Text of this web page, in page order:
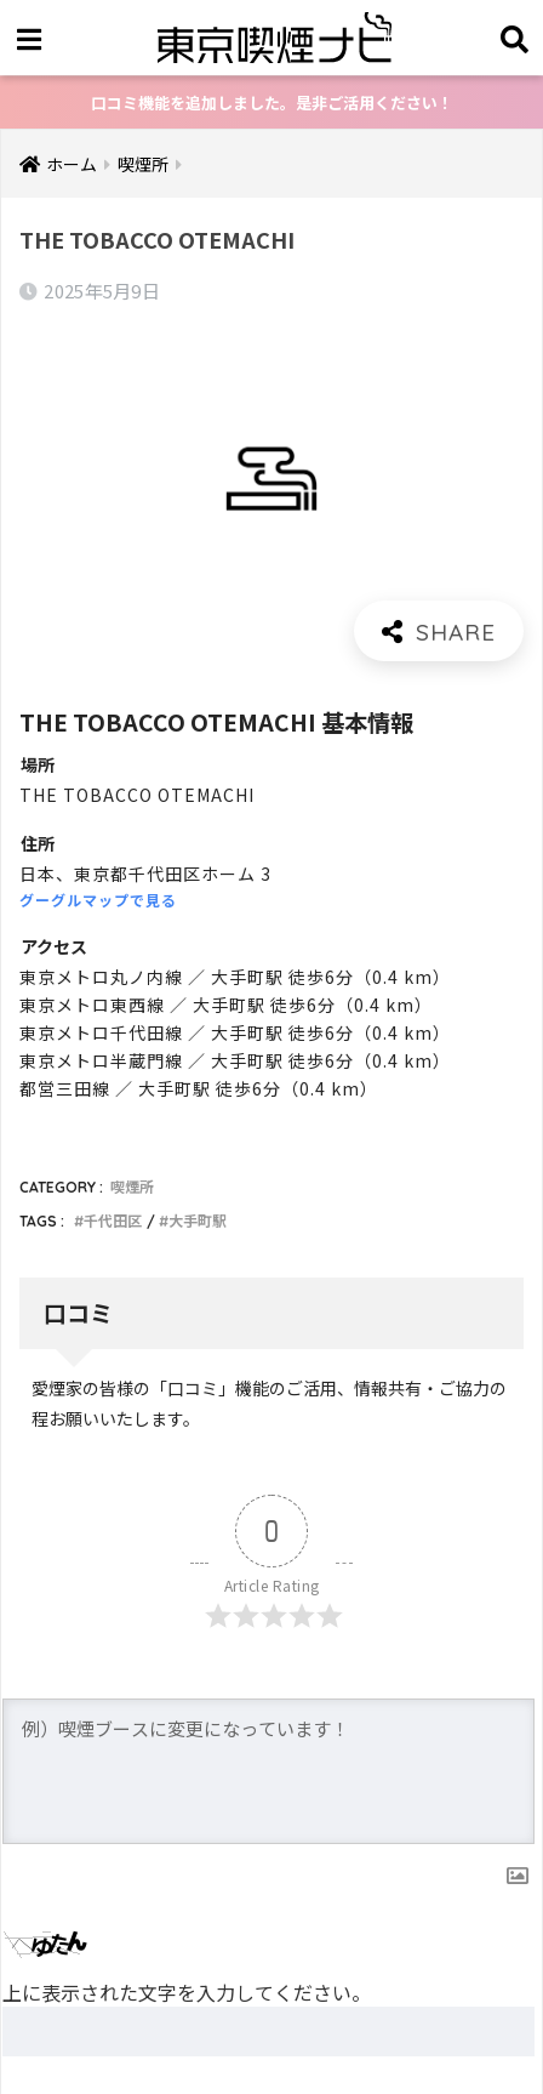
口コミ機能を追加しました。是非ご活用ください！
ホーム 喫煙所
THE TOBACCO OTEMACHI
2025年5月9日
THE TOBACCO OTEMACHI 基本情報
場所
THE TOBACCO OTEMACHI
住所
日本、東京都千代田区ホーム 3
グーグルマップで見る
アクセス
東京メトロ丸ノ内線 ／ 大手町駅 徒歩6分（0.4 km）
東京メトロ東西線 ／ 大手町駅 徒歩6分（0.4 km）
東京メトロ千代田線 ／ 大手町駅 徒歩6分（0.4 km）
東京メトロ半蔵門線 ／ 大手町駅 徒歩6分（0.4 km）
都営三田線 ／ 大手町駅 徒歩6分（0.4 km）
CATEGORY : 喫煙所
TAGS :
千代田区 大手町駅
口コミ
愛煙家の皆様の「口コミ」機能のご活用、情報共有・ご協力の
程お願いいたします。
0
Article Rating
上に表示された文字を入力してください。